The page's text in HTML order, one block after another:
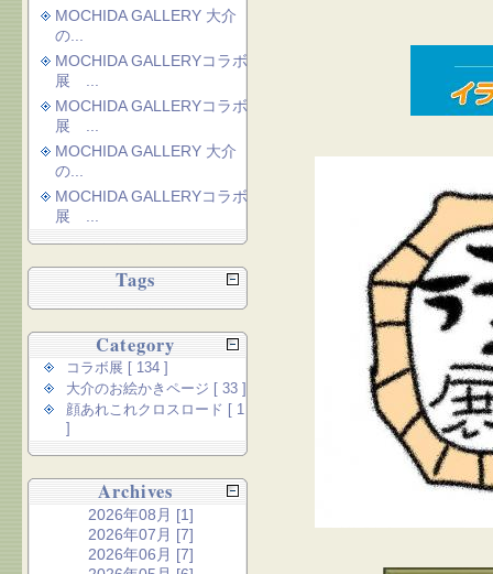
MOCHIDA GALLERY 大介
の...
MOCHIDA GALLERYコラボ
展 ...
MOCHIDA GALLERYコラボ
展 ...
MOCHIDA GALLERY 大介
の...
MOCHIDA GALLERYコラボ
展 ...
Tags
Category
コラボ展 [ 134 ]
大介のお絵かきページ [ 33 ]
顔あれこれクロスロード [ 1
Archives
2026年08月 [1]
2026年07月 [7]
2026年06月 [7]